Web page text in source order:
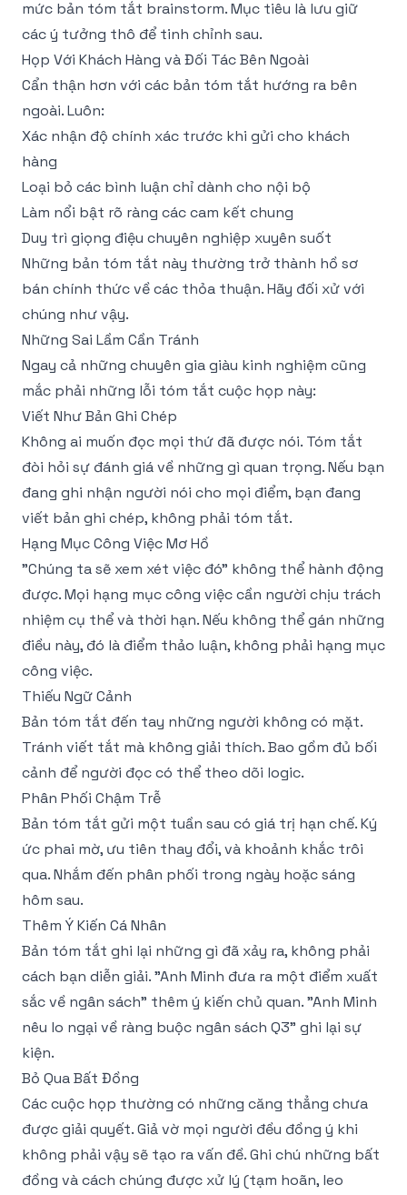
mức bản tóm tắt brainstorm. Mục tiêu là lưu giữ
các ý tưởng thô để tinh chỉnh sau.
Họp Với Khách Hàng và Đối Tác Bên Ngoài
Cẩn thận hơn với các bản tóm tắt hướng ra bên
ngoài. Luôn:
Xác nhận độ chính xác trước khi gửi cho khách
hàng
Loại bỏ các bình luận chỉ dành cho nội bộ
Làm nổi bật rõ ràng các cam kết chung
Duy trì giọng điệu chuyên nghiệp xuyên suốt
Những bản tóm tắt này thường trở thành hồ sơ
bán chính thức về các thỏa thuận. Hãy đối xử với
chúng như vậy.
Những Sai Lầm Cần Tránh
Ngay cả những chuyên gia giàu kinh nghiệm cũng
mắc phải những lỗi tóm tắt cuộc họp này:
Viết Như Bản Ghi Chép
Không ai muốn đọc mọi thứ đã được nói. Tóm tắt
đòi hỏi sự đánh giá về những gì quan trọng. Nếu bạn
đang ghi nhận người nói cho mọi điểm, bạn đang
viết bản ghi chép, không phải tóm tắt.
Hạng Mục Công Việc Mơ Hồ
"Chúng ta sẽ xem xét việc đó" không thể hành động
được. Mọi hạng mục công việc cần người chịu trách
nhiệm cụ thể và thời hạn. Nếu không thể gán những
điều này, đó là điểm thảo luận, không phải hạng mục
công việc.
Thiếu Ngữ Cảnh
Bản tóm tắt đến tay những người không có mặt.
Tránh viết tắt mà không giải thích. Bao gồm đủ bối
cảnh để người đọc có thể theo dõi logic.
Phân Phối Chậm Trễ
Bản tóm tắt gửi một tuần sau có giá trị hạn chế. Ký
ức phai mờ, ưu tiên thay đổi, và khoảnh khắc trôi
qua. Nhắm đến phân phối trong ngày hoặc sáng
hôm sau.
Thêm Ý Kiến Cá Nhân
Bản tóm tắt ghi lại những gì đã xảy ra, không phải
cách bạn diễn giải. "Anh Minh đưa ra một điểm xuất
sắc về ngân sách" thêm ý kiến chủ quan. "Anh Minh
nêu lo ngại về ràng buộc ngân sách Q3" ghi lại sự
kiện.
Bỏ Qua Bất Đồng
Các cuộc họp thường có những căng thẳng chưa
được giải quyết. Giả vờ mọi người đều đồng ý khi
không phải vậy sẽ tạo ra vấn đề. Ghi chú những bất
đồng và cách chúng được xử lý (tạm hoãn, leo